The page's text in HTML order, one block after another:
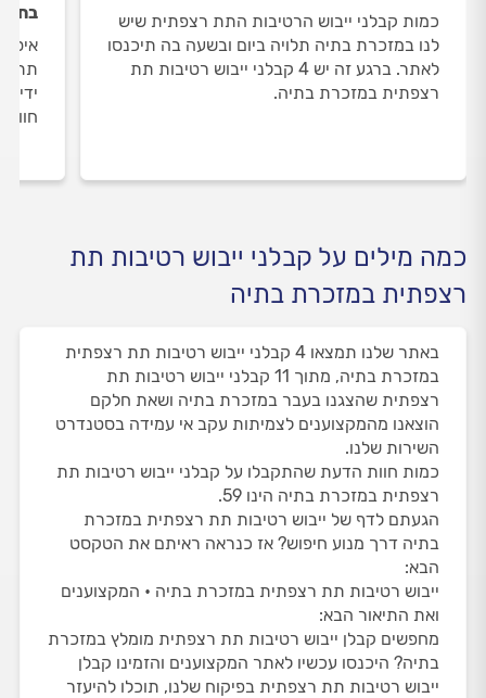
כמות קבלני ייבוש הרטיבות התת רצפתית שיש
לנו במזכרת בתיה תלויה ביום ובשעה בה תיכנסו
לאתר. ברגע זה יש 4 קבלני ייבוש רטיבות תת
רצפתית במזכרת בתיה.
תת
ידי
כמה מילים על קבלני ייבוש רטיבות תת
רצפתית במזכרת בתיה
באתר שלנו תמצאו 4 קבלני ייבוש רטיבות תת רצפתית
במזכרת בתיה, מתוך 11 קבלני ייבוש רטיבות תת
רצפתית שהצגנו בעבר במזכרת בתיה ושאת חלקם
הוצאנו מהמקצוענים לצמיתות עקב אי עמידה בסטנדרט
השירות שלנו.
כמות חוות הדעת שהתקבלו על קבלני ייבוש רטיבות תת
רצפתית במזכרת בתיה הינו 59.
הגעתם לדף של ייבוש רטיבות תת רצפתית במזכרת
בתיה דרך מנוע חיפוש? אז כנראה ראיתם את הטקסט
הבא:
ייבוש רטיבות תת רצפתית במזכרת בתיה • המקצוענים
ואת התיאור הבא:
מחפשים קבלן ייבוש רטיבות תת רצפתית מומלץ במזכרת
בתיה? היכנסו עכשיו לאתר המקצוענים והזמינו קבלן
ייבוש רטיבות תת רצפתית בפיקוח שלנו, תוכלו להיעזר